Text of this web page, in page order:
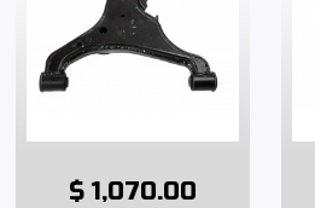
$ 1,070.00